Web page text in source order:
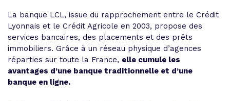
La banque LCL, issue du rapprochement entre le Crédit
Lyonnais et le Crédit Agricole en 2003, propose des
services bancaires, des placements et des prêts
immobiliers. Grâce à un réseau physique d’agences
réparties sur toute la France, elle cumule les
avantages d’une banque traditionnelle et d’une
banque en ligne.